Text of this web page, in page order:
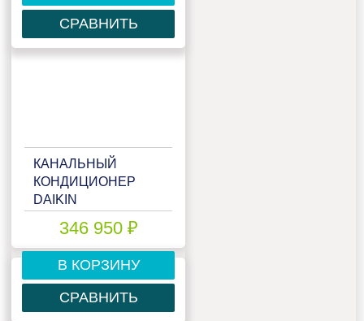
СРАВНИТЬ
КАНАЛЬНЫЙ
КОНДИЦИОНЕР
DAIKIN
346 950 ₽
В КОРЗИНУ
СРАВНИТЬ